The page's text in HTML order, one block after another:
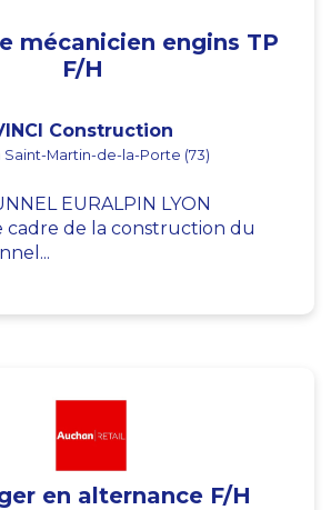
mécanicien engins TP
F/H
Construction
Saint-Martin-de-la-Porte (73)
EURALPIN LYON
cadre de la construction du
en alternance F/H